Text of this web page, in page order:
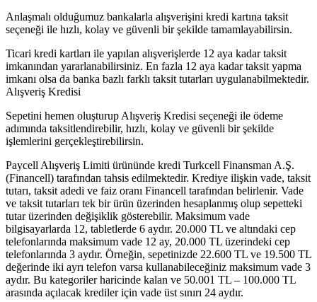
Anlaşmalı olduğumuz bankalarla alışverişini kredi kartına taksit
seçeneği ile hızlı, kolay ve güvenli bir şekilde tamamlayabilirsin.
Ticari kredi kartları ile yapılan alışverişlerde 12 aya kadar taksit
imkanından yararlanabilirsiniz. En fazla 12 aya kadar taksit yapma
imkanı olsa da banka bazlı farklı taksit tutarları uygulanabilmektedir.
Alışveriş Kredisi
Sepetini hemen oluşturup Alışveriş Kredisi seçeneği ile ödeme
adımında taksitlendirebilir, hızlı, kolay ve güvenli bir şekilde
işlemlerini gerçekleştirebilirsin.
Paycell Alışveriş Limiti ürününde kredi Turkcell Finansman A.Ş.
(Financell) tarafından tahsis edilmektedir. Krediye ilişkin vade, taksit
tutarı, taksit adedi ve faiz oranı Financell tarafından belirlenir. Vade
ve taksit tutarları tek bir ürün üzerinden hesaplanmış olup sepetteki
tutar üzerinden değişiklik gösterebilir. Maksimum vade
bilgisayarlarda 12, tabletlerde 6 aydır. 20.000 TL ve altındaki cep
telefonlarında maksimum vade 12 ay, 20.000 TL üzerindeki cep
telefonlarında 3 aydır. Örneğin, sepetinizde 22.600 TL ve 19.500 TL
değerinde iki ayrı telefon varsa kullanabileceğiniz maksimum vade 3
aydır. Bu kategoriler haricinde kalan ve 50.001 TL – 100.000 TL
arasında açılacak krediler için vade üst sınırı 24 aydır.